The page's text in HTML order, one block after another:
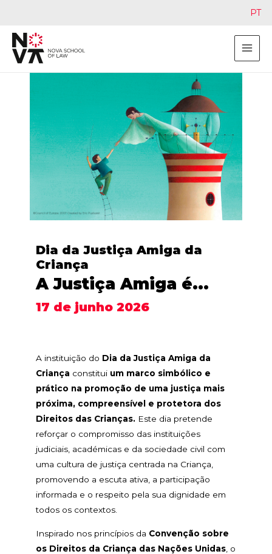
Dia da Justiça Amiga da
Criança
A Justiça Amiga é...
17 de junho 2026
A instituição do Dia da Justiça Amiga da
Criança constitui um marco simbólico e
prático na promoção de uma justiça mais
próxima, compreensível e protetora dos
Direitos das Crianças. Este dia pretende
reforçar o compromisso das instituições
judiciais, académicas e da sociedade civil com
uma cultura de justiça centrada na Criança,
promovendo a escuta ativa, a participação
informada e o respeito pela sua dignidade em
todos os contextos.
Inspirado nos princípios da Convenção sobre
os Direitos da Criança das Nações Unidas , o
PT